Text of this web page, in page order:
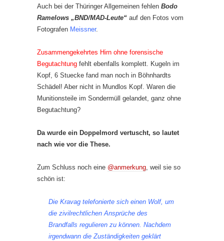
Auch bei der Thüringer Allgemeinen fehlen Bodo
Ramelows „BND/MAD-Leute“ auf den Fotos vom
Fotografen Meissner.
Zusammengekehrtes Hirn ohne forensische
Begutachtung fehlt ebenfalls komplett. Kugeln im
Kopf, 6 Stuecke fand man noch in Böhnhardts
Schädel! Aber nicht in Mundlos Kopf. Waren die
Munitionsteile im Sondermüll gelandet, ganz ohne
Begutachtung?
Da wurde ein Doppelmord vertuscht, so lautet
nach wie vor die These.
Zum Schluss noch eine @anmerkung, weil sie so
schön ist:
Die Kravag telefonierte sich einen Wolf, um
die zivilrechtlichen Ansprüche des
Brandfalls regulieren zu können. Nachdem
irgendwann die Zuständigkeiten geklärt